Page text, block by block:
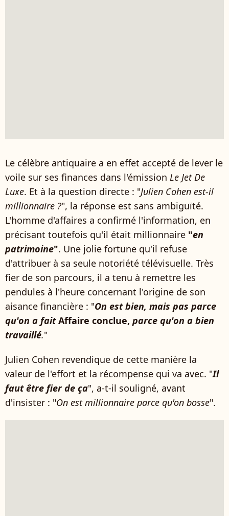
Le célèbre antiquaire a en effet accepté de lever le
voile sur ses finances dans l'émission Le Jet De
Luxe. Et à la question directe : "Julien Cohen est-il
millionnaire ?", la réponse est sans ambiguïté.
L'homme d'affaires a confirmé l'information, en
précisant toutefois qu'il était millionnaire "en
patrimoine". Une jolie fortune qu'il refuse
d'attribuer à sa seule notoriété télévisuelle. Très
fier de son parcours, il a tenu à remettre les
pendules à l'heure concernant l'origine de son
aisance financière : "On est bien, mais pas parce
qu'on a faitAffaire conclue, parce qu'on a bien
travaillé."
Julien Cohen revendique de cette manière la
valeur de l'effort et la récompense qui va avec. "Il
faut être fier de ça", a-t-il souligné, avant
d'insister : "On est millionnaire parce qu'on bosse".